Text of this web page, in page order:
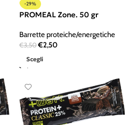
-29%
PROMEAL Zone. 50 gr
Barrette proteiche/energetiche
€3,50€2,50
Scegli